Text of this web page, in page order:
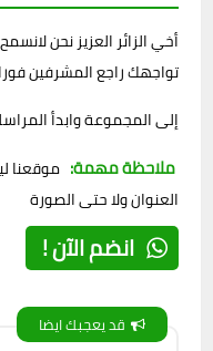
أخي الزائر العزيز نحن
تواجهك راجع المشرفين
إلى المجموعة وابدأ
ملاحظة مهمة: موقعنا
العنوان ولا حتى الصورة
انضم الآن !
قد يعجبك ايضا